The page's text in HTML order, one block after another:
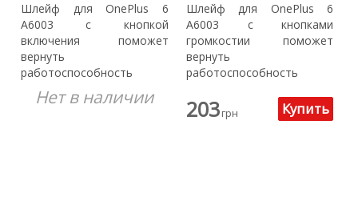
Шлейф для OnePlus 6
A6003 с кнопкой
включения поможет
вернуть
работоспособность
вашего устройства.
Нет в наличии
Шлейф для OnePlus 6
A6003 с кнопками
громкостии поможет
вернуть
работоспособность
203грн